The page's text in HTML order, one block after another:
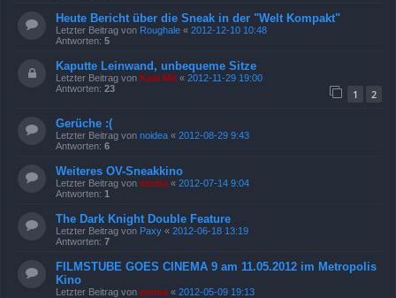
Heute Bericht über die Sneak in der "Welt Kompakt"
Letzter Beitrag von Roughale « 2012-12-10 10:48
Antworten: 5
Kaputte Leinwand, unbequeme Sitze
Letzter Beitrag von Kasi Mir « 2012-11-29 19:00
Antworten: 23 1 2
Gerüche :(
Letzter Beitrag von noidea « 2012-08-29 9:43
Antworten: 6
Weiteres OV-Sneakkino
Letzter Beitrag von emma « 2012-07-14 9:04
Antworten: 1
The Dark Knight Double Feature
Letzter Beitrag von Paxy « 2012-06-18 13:19
Antworten: 7
FILMSTUBE GOES CINEMA 9 am 11.05.2012 im Metropolis
Kino
Letzter Beitrag von emma « 2012-05-09 19:13